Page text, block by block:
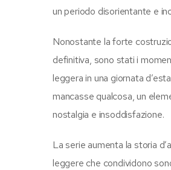
un periodo disorientante e
Nonostante la forte
definitiva, sono stati i
leggera in una giornata
mancasse qualcosa, un
nostalgia e insoddisfazione.
La serie aumenta la storia
leggere che condividono